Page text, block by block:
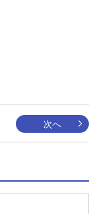
次へ